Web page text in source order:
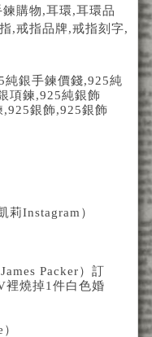
鍊購物,耳環,耳環品
,戒指品牌,戒指刻字,
純銀手鍊價錢,925純
項鍊,925純銀飾
,925銀飾,925銀飾
Instagram）
Packer）訂
裡燒掉1件白色婚